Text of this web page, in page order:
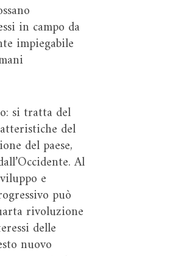
in campo da
impiegabile
si tratta del
del
del paese,
Al
e
può
rivoluzione
delle
nuovo